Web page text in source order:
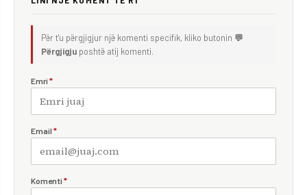
Për t'u përgjigjur një komenti specifik, kliko butonin 💬
Përgjigju poshtë atij komenti.
Emri *
Email *
Komenti *